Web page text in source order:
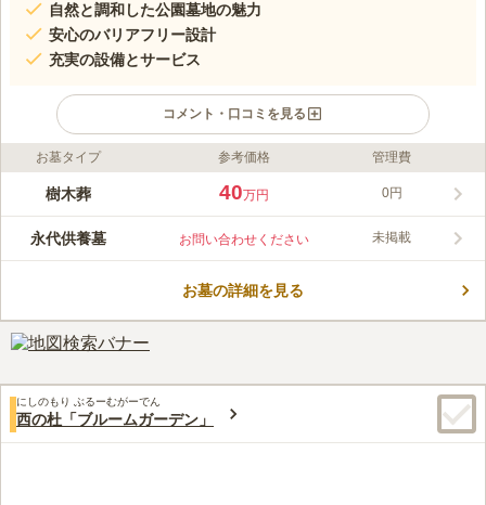
自然と調和した公園墓地の魅力
安心のバリアフリー設計
充実の設備とサービス
コメント・口コミを見る
ライフドット編集部のコメント
この公園墓地は自然と調和した美しい環境が特徴で、四季折々の
齢の方にも配慮されており、安心して訪れることができます。管
理棟には広い休憩スペースがあり、大型駐車場も完備されている
この霊園はまだ誰からも評価されていません。
お墓タイプ 参考価格 管理費
樹木葬 40万円 0円
永代供養墓 お問い合わせください 未掲載
お墓の詳細を見る
にしのもり ぶるーむがーでん
西の杜「ブルームガーデン」